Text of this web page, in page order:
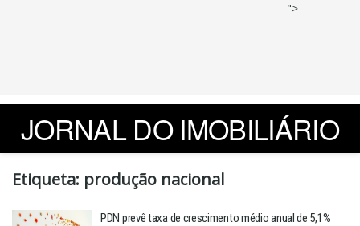
">
JORNAL DO IMOBILIÁRIO
Etiqueta: produção nacional
PDN prevê taxa de crescimento médio anual de 5,1%